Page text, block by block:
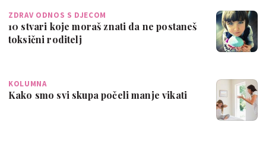
ZDRAV ODNOS S DJECOM
10 stvari koje moraš znati da ne postaneš
toksični roditelj
KOLUMNA
Kako smo svi skupa počeli manje vikati